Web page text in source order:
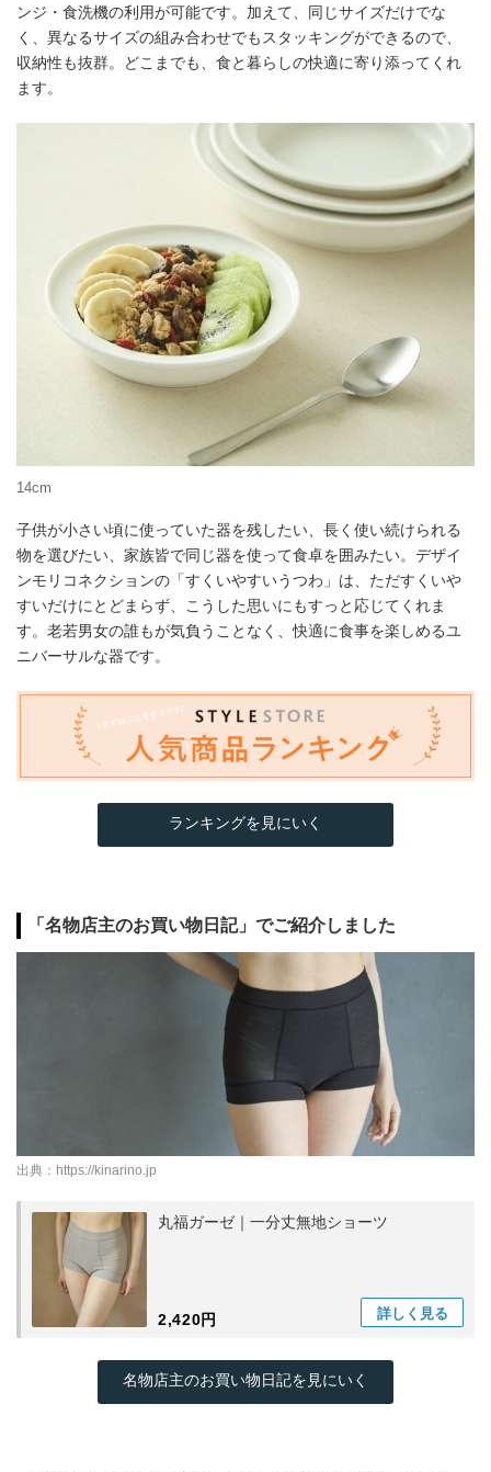
ンジ・食洗機の利用が可能です。加えて、同じサイズだけでな
く、異なるサイズの組み合わせでもスタッキングができるので、
収納性も抜群。どこまでも、食と暮らしの快適に寄り添ってくれ
ます。
14cm
子供が小さい頃に使っていた器を残したい、長く使い続けられる
物を選びたい、家族皆で同じ器を使って食卓を囲みたい。デザイ
ンモリコネクションの「すくいやすいうつわ」は、ただすくいや
すいだけにとどまらず、こうした思いにもすっと応じてくれま
す。老若男女の誰もが気負うことなく、快適に食事を楽しめるユ
ニバーサルな器です。
ランキングを見にいく
「名物店主のお買い物日記」でご紹介しました
出典： https://kinarino.jp
丸福ガーゼ｜一分丈無地ショーツ
2,420円 詳しく 見る
名物店主のお買い物日記を見にいく